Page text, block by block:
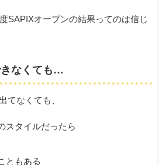
SAPIXオープンの結果ってのは信じ
なくても…
てなくても、
スタイルだったら
ともある